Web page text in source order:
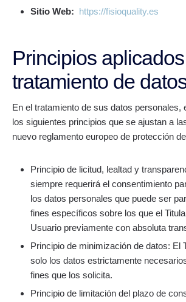
Sitio Web: https://fisioquality.es
Principios
tratamiento de
En el tratamiento de sus datos personales,
los siguientes principios que se ajustan a
nuevo reglamento europeo de protección
Principio de licitud, lealtad y
siempre requerirá el consentimiento
los datos personales que puede ser
fines específicos sobre los que el
Usuario previamente con absoluta
Principio de minimización de datos: El
solo los datos estrictamente
fines que los solicita.
Principio de limitación del plazo de